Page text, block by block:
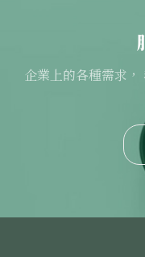
企業上的各種需求